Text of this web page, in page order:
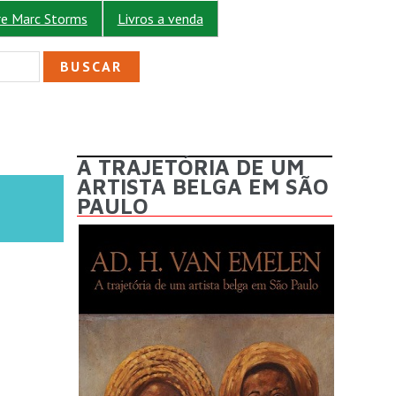
Marc Storms Livros a venda
DE BUSCA
A TRAJETÓRIA DE UM
ARTISTA BELGA EM SÃO
PAULO